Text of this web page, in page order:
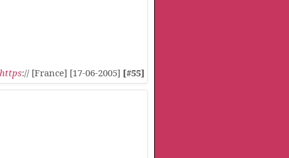
https:// [France] [17-06-2005] [#55]